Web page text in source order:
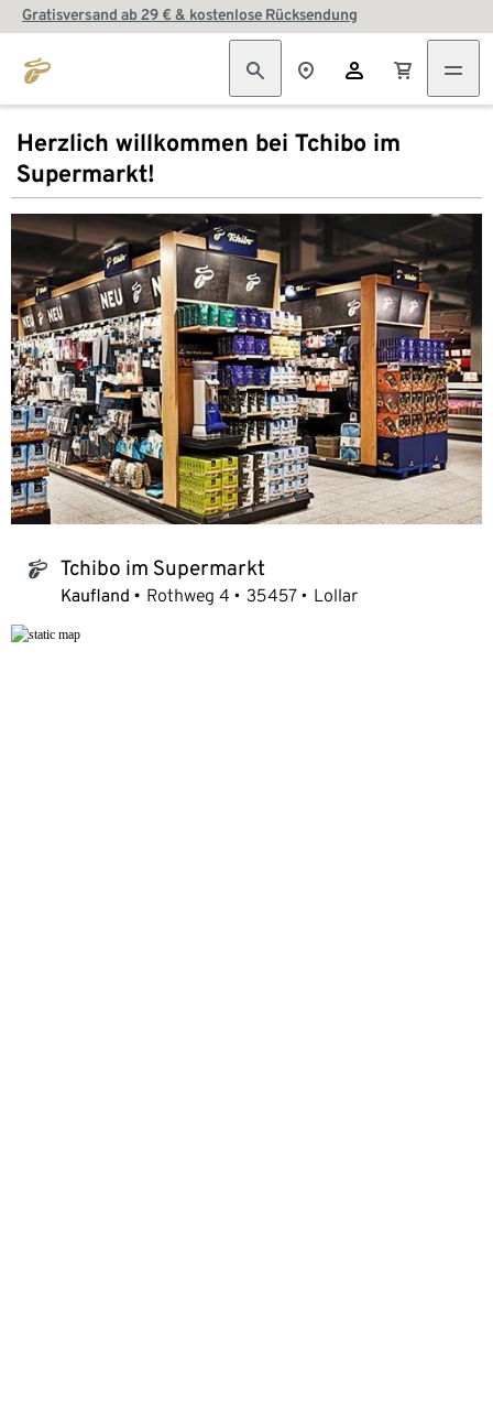
Gratisversand ab 29 € & kostenlose Rücksendung
Herzlich willkommen bei Tchibo im
Supermarkt!
tchibo_logo Tchibo im Supermarkt
Kaufland Rothweg 4 35457 Lollar